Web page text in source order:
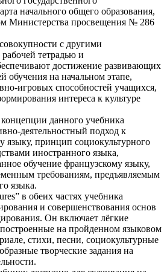
начального общего образования,
Министерства просвещения № 286
с другими
тетрадью и
достижение развивающих
обучения на начальном этапе,
игровых способностей учащихся,
интереса к культуре
данного учебника
деятельностный подход к
языку, принцип социокультурного
иностранного языка,
обучение французскому языку,
требованиям, предъявляемым
языка.
в обеих частях учебника
и совершенствования основ
Он включает лёгкие
на пройденном языковом
стихи, песни, социокультурные
творческие задания на